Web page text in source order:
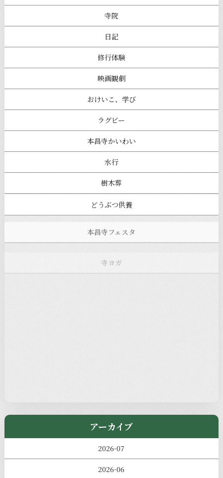
寺院
日記
修行体験
映画観劇
おけいこ、学び
ラグビー
本昌寺かいわい
水行
樹木葬
どうぶつ供養
寺ヨガ
お知らせ
アーカイブ
2026-07
2026-06